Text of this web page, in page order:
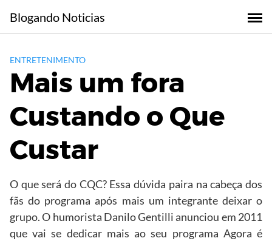
content
Blogando Noticias
ENTRETENIMENTO
Mais um fora
Custando o Que
Custar
O que será do CQC? Essa dúvida paira na cabeça dos
fãs do programa após mais um integrante deixar o
grupo. O humorista Danilo Gentilli anunciou em 2011
que vai se dedicar mais ao seu programa Agora é